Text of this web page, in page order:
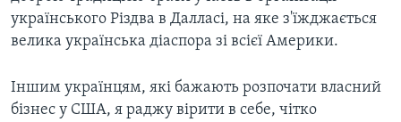
українського Різдва в Далласі, на яке з'їжджається
велика українська діаспора зі всієї Америки.
Іншим українцям, які бажають розпочати власний
бізнес у США, я раджу вірити в себе, чітко